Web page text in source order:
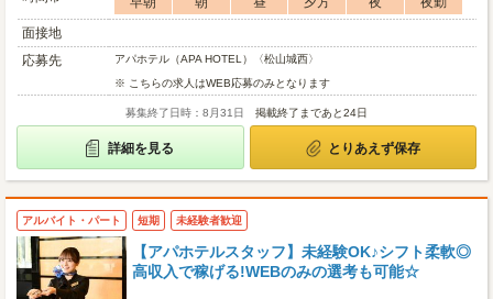
面接地
応募先
アパホテル（APA HOTEL）〈松山城西〉
※ こちらの求人はWEB応募のみとなります
募集終了日時：8月31日 掲載終了まであと24日
詳細を見る とりあえず保存
アルバイト・パート 短期 未経験者歓迎
【アパホテルスタッフ】未経験OK♪シフト柔軟◎
高収入で稼げる!WEBのみの選考も可能☆